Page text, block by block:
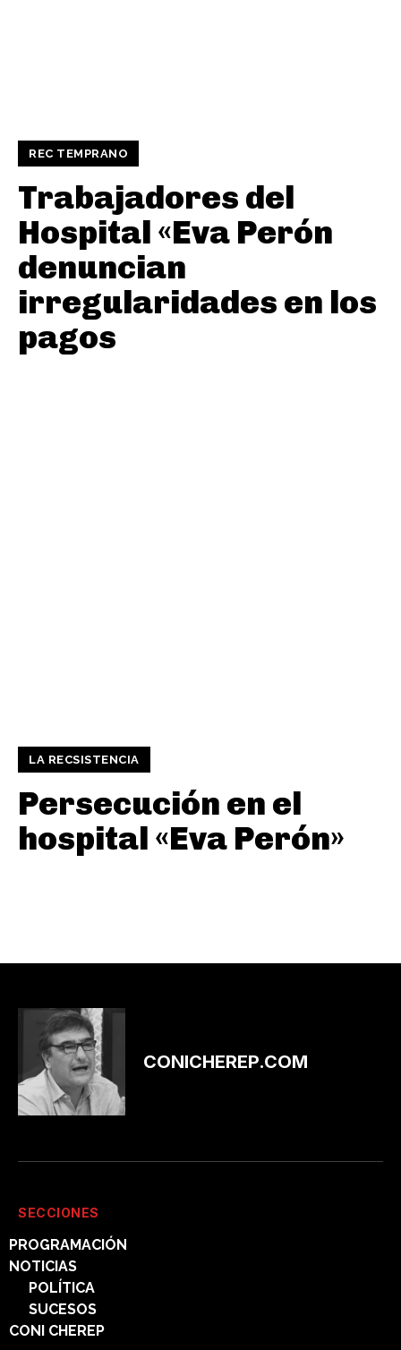
REC TEMPRANO
Trabajadores del
Hospital «Eva Perón
denuncian
irregularidades en los
pagos
LA RECSISTENCIA
Persecución en el
hospital «Eva Perón»
CONICHEREP.COM
SECCIONES
PROGRAMACIÓN
NOTICIAS
POLÍTICA
SUCESOS
CONI CHEREP